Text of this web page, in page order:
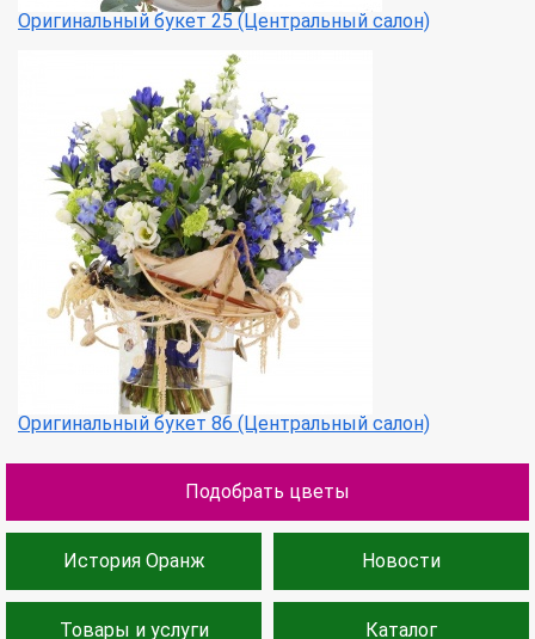
Оригинальный букет 25 (Центральный салон)
Оригинальный букет 86 (Центральный салон)
Подобрать цветы
История Оранж Новости
Товары и услуги Каталог